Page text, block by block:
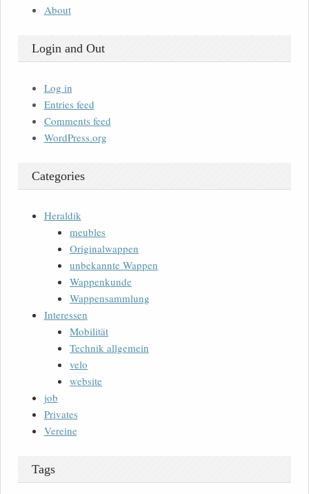
About
Login and Out
Log in
Entries feed
Comments feed
WordPress.org
Categories
Heraldik
meubles
Originalwappen
unbekannte Wappen
Wappenkunde
Wappensammlung
Interessen
Mobilität
Technik allgemein
velo
website
job
Privates
Vereine
Tags